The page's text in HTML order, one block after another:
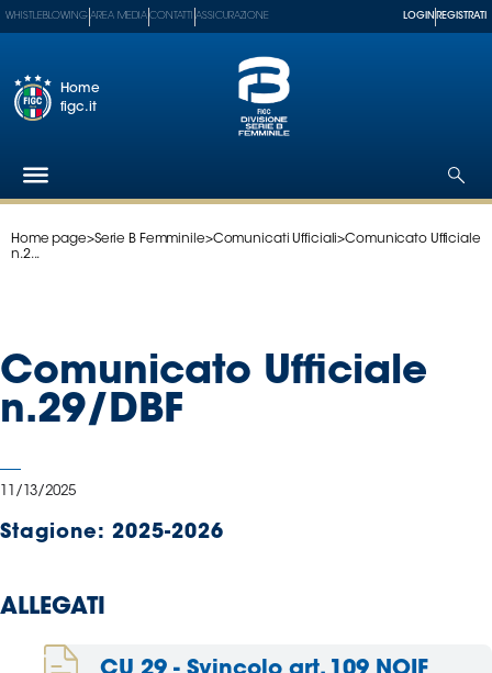
Federazione
SGS
Paralimpico
Serie
B
del
WHISTLEBLOWING AREA MEDIA CONTATTI ASSICURAZIONE LOGIN REGISTRATI
Home
figc.it
Home page>Serie B Femminile>Comunicati Ufficiali>Comunicato Ufficiale
n.2...
Comunicato Ufficiale
n.29/DBF
11/13/2025
Stagione: 2025-2026
ALLEGATI